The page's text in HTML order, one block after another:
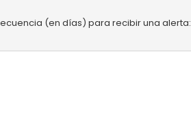
(en días) para recibir una alerta: